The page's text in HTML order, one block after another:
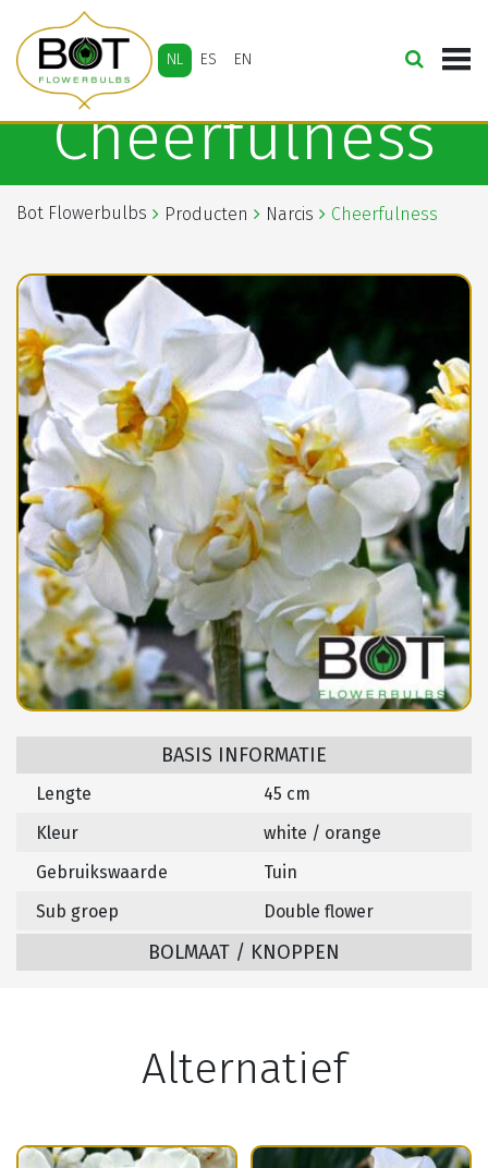
NL ES EN
Cheerfulness
Bot Flowerbulbs Producten Narcis Cheerfulness
BASIS INFORMATIE
Lengte
45 cm
Kleur
white / orange
Gebruikswaarde
Tuin
Sub groep
Double flower
BOLMAAT / KNOPPEN
Alternatief